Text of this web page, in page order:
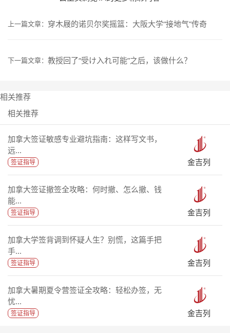
上一篇文章： 穿木屐的诺贝尔奖摇篮：大阪大学“接地气”传奇
下一篇文章： 教授回了“受け入れ可能”之后，该做什么？
相关推荐
相关推荐
加拿大签证敏感专业避坑指南：这样写文书，
远...
签证指导 金吉列
加拿大签证撤签全攻略：何时撤、怎么撤、钱
能...
签证指导 金吉列
加拿大学签背调到怀疑人生？别慌，这篇手把
手...
签证指导 金吉列
加拿大暑期夏令营签证全攻略：轻松办签，无
忧...
签证指导 金吉列